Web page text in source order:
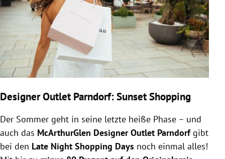
Designer Outlet Parndorf: Sunset Shopping
Der Sommer geht in seine letzte heiße Phase – und
auch das McArthurGlen Designer Outlet Parndorfgibt
bei den Late Night Shopping Days noch einmal alles!